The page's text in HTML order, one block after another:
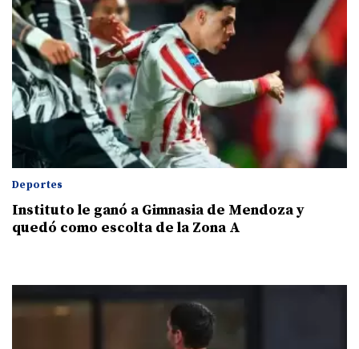
Deportes
Instituto le ganó a Gimnasia de Mendoza y
quedó como escolta de la Zona A